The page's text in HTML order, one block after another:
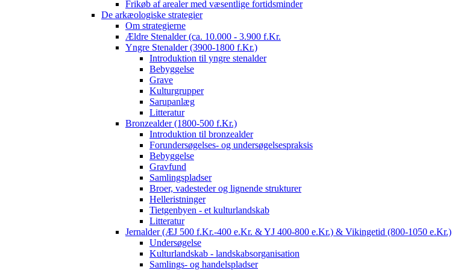
Frikøb af arealer med væsentlige fortidsminder
De arkæologiske strategier
Om strategierne
Ældre Stenalder (ca. 10.000 - 3.900 f.Kr.
Yngre Stenalder (3900-1800 f.Kr.)
Introduktion til yngre stenalder
Bebyggelse
Grave
Kulturgrupper
Sarupanlæg
Litteratur
Bronzealder (1800-500 f.Kr.)
Introduktion til bronzealder
Forundersøgelses- og undersøgelsespraksis
Bebyggelse
Gravfund
Samlingspladser
Broer, vadesteder og lignende strukturer
Helleristninger
Tietgenbyen - et kulturlandskab
Litteratur
Jernalder (ÆJ 500 f.Kr.-400 e.Kr. & YJ 400-800 e.Kr.) & Vikingetid (800-1050 e.Kr.)
Undersøgelse
Kulturlandskab - landskabsorganisation
Samlings- og handelspladser